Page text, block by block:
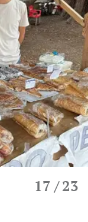
17 / 23